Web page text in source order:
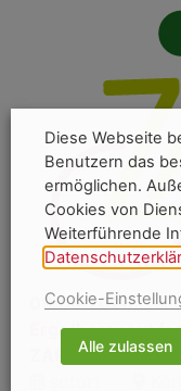
09.08.2026
Ergotherapeut
ZAR
Diese Webseite
Benutzern das
ermöglichen.
Cookies von
Weiterführende
Cookie-
Alle zulassen